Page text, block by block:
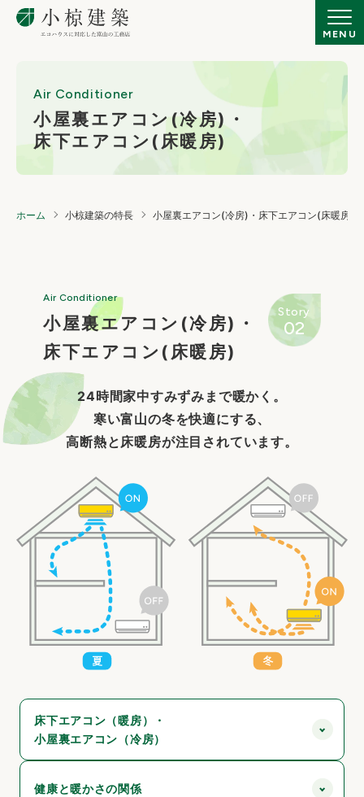
・
Air Conditioner
小屋裏エアコン(冷房)・
床下エアコン(床暖房)
ホーム 小椋建築の特長 小屋裏エアコン(冷房)・床下エアコン(床暖房)
Air Conditioner
小屋裏エアコン(冷房)・
床下エアコン(床暖房)
Story
02
24時間家中すみずみまで暖かく。
寒い富山の冬を快適にする、
高断熱と床暖房が注目されています。
床下エアコン（暖房）・
小屋裏エアコン（冷房）
健康と暖かさの関係